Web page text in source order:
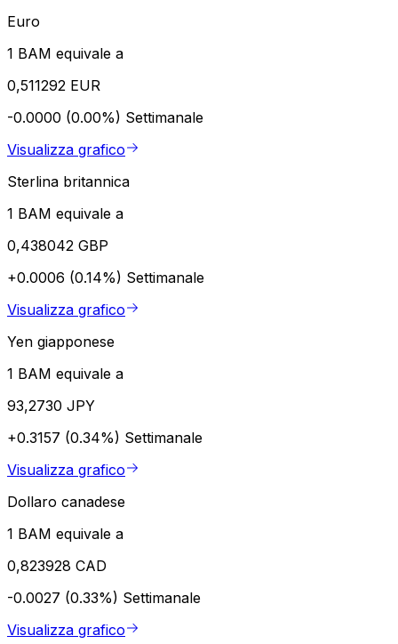
Euro
1 BAM equivale a
0,511292 EUR
-0.0000 (0.00%) Settimanale
Visualizza grafico
Sterlina britannica
1 BAM equivale a
0,438042 GBP
+0.0006 (0.14%) Settimanale
Visualizza grafico
Yen giapponese
1 BAM equivale a
93,2730 JPY
+0.3157 (0.34%) Settimanale
Visualizza grafico
Dollaro canadese
1 BAM equivale a
0,823928 CAD
-0.0027 (0.33%) Settimanale
Visualizza grafico